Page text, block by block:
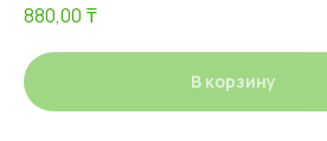
880,00 ₸
В корзину